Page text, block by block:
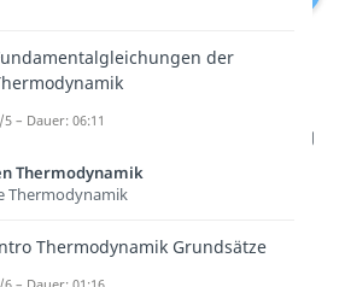
Isobare Zustandsänderung
Dieisotherme Zustandsänderung
tritt nur ein, wenn die zu-
beziehungsweise abgeführte
Arbeitwieder alsWärmeab-
beziehungsweise zugeführt wird.
der
5 – Dauer: 06:11
Thermodynamik
Thermodynamik
Thermodynamik Grundsätze